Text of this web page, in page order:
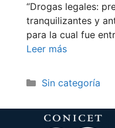
“Drogas legales:
tranquilizantes y
para la cual fue
Leer más
Categorías
Sin categoría